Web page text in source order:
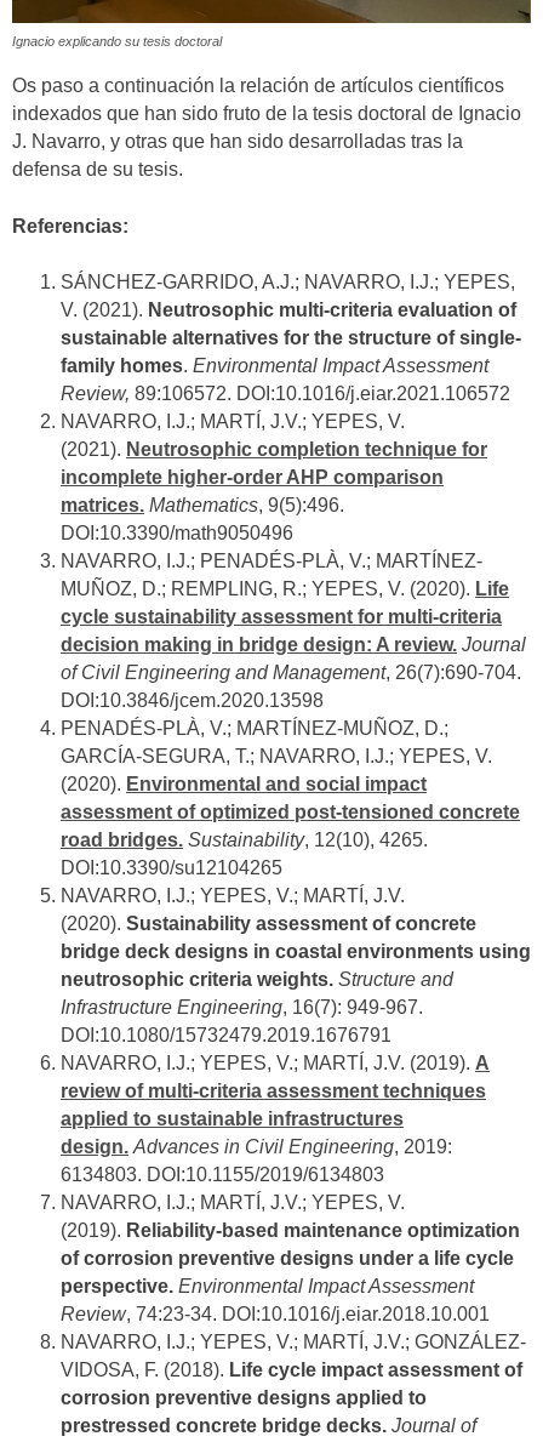
Ignacio explicando su tesis doctoral
Os paso a continuación la relación de artículos científicos
indexados que han sido fruto de la tesis doctoral de Ignacio
J. Navarro, y otras que han sido desarrolladas tras la
defensa de su tesis.
Referencias:
SÁNCHEZ-GARRIDO, A.J.; NAVARRO, I.J.; YEPES,
V. (2021). Neutrosophic multi-criteria evaluation of
sustainable alternatives for the structure of single-
family homes. Environmental Impact Assessment
Review, 89:106572. DOI:10.1016/j.eiar.2021.106572
NAVARRO, I.J.; MARTÍ, J.V.; YEPES, V.
(2021). Neutrosophic completion technique for
incomplete higher-order AHP comparison
matrices. Mathematics, 9(5):496.
DOI:10.3390/math9050496
NAVARRO, I.J.; PENADÉS-PLÀ, V.; MARTÍNEZ-
MUÑOZ, D.; REMPLING, R.; YEPES, V. (2020). Life
cycle sustainability assessment for multi-criteria
decision making in bridge design: A review. Journal
of Civil Engineering and Management, 26(7):690-704.
DOI:10.3846/jcem.2020.13598
PENADÉS-PLÀ, V.; MARTÍNEZ-MUÑOZ, D.;
GARCÍA-SEGURA, T.; NAVARRO, I.J.; YEPES, V.
(2020). Environmental and social impact
assessment of optimized post-tensioned concrete
road bridges. Sustainability, 12(10), 4265.
DOI:10.3390/su12104265
NAVARRO, I.J.; YEPES, V.; MARTÍ, J.V.
(2020). Sustainability assessment of concrete
bridge deck designs in coastal environments using
neutrosophic criteria weights. Structure and
Infrastructure Engineering, 16(7): 949-967.
DOI:10.1080/15732479.2019.1676791
NAVARRO, I.J.; YEPES, V.; MARTÍ, J.V. (2019). A
review of multi-criteria assessment techniques
applied to sustainable infrastructures
design. Advances in Civil Engineering, 2019:
6134803. DOI:10.1155/2019/6134803
NAVARRO, I.J.; MARTÍ, J.V.; YEPES, V.
(2019). Reliability-based maintenance optimization
of corrosion preventive designs under a life cycle
perspective. Environmental Impact Assessment
Review, 74:23-34. DOI:10.1016/j.eiar.2018.10.001
NAVARRO, I.J.; YEPES, V.; MARTÍ, J.V.; GONZÁLEZ-
VIDOSA, F. (2018). Life cycle impact assessment of
corrosion preventive designs applied to
prestressed concrete bridge decks. Journal of